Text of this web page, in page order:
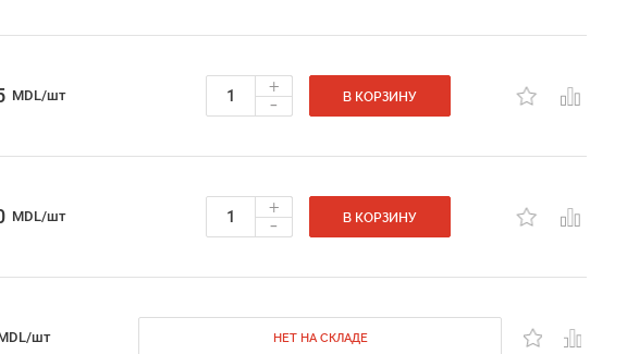
MDL/шт +
- В КОРЗИНУ
MDL/шт +
- В КОРЗИНУ
шт НЕТ НА СКЛАДЕ